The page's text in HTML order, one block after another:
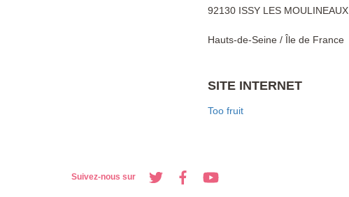
92130 ISSY LES MOULINEAUX
Hauts-de-Seine / Île de France
SITE INTERNET
Too fruit
Suivez-nous sur